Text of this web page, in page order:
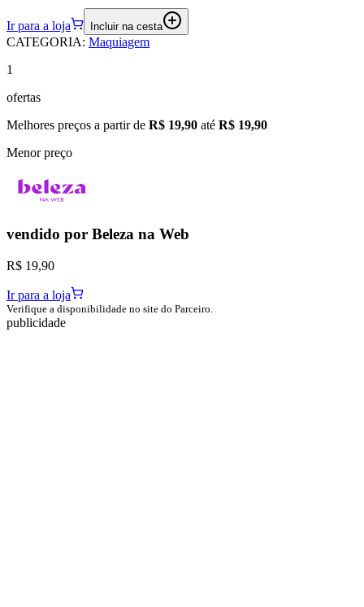
Ir para a loja Incluir na cesta
CATEGORIA: Maquiagem
1
ofertas
Melhores preços a partir de R$ 19,90 até R$ 19,90
Menor preço
vendido por Beleza na Web
R$ 19,90
Ir para a loja
Verifique a disponibilidade no site do Parceiro.
publicidade